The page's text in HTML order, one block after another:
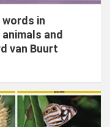
in
and
van Buurt